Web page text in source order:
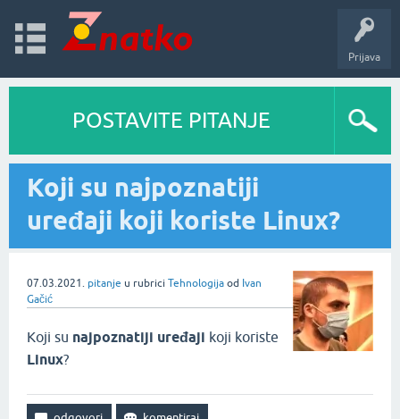
Prijava
POSTAVITE PITANJE
Koji su najpoznatiji
uređaji koji koriste Linux?
07.03.2021. pitanje u rubrici Tehnologija od Ivan
Gačić
Koji su najpoznatiji uređaji koji koriste
Linux?